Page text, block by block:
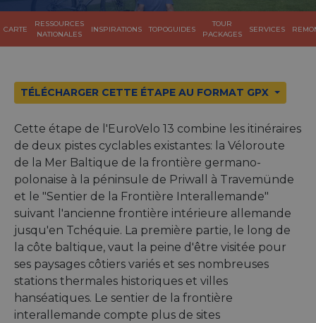
CARTE
RESSOURCES
NATIONALES
INSPIRATIONS TOPOGUIDES
TOUR
PACKAGES
SERVICES
TÉLÉCHARGER CETTE ÉTAPE AU FORMAT GPX
Cette étape de l'EuroVelo 13 combine les itinéraires
de deux pistes cyclables existantes: la Véloroute
de la Mer Baltique de la frontière germano-
polonaise à la péninsule de Priwall à Travemünde
et le "Sentier de la Frontière Interallemande"
suivant l'ancienne frontière intérieure allemande
jusqu'en Tchéquie. La première partie, le long de
la côte baltique, vaut la peine d'être visitée pour
ses paysages côtiers variés et ses nombreuses
stations thermales historiques et villes
hanséatiques. Le sentier de la frontière
interallemande compte plus de sites